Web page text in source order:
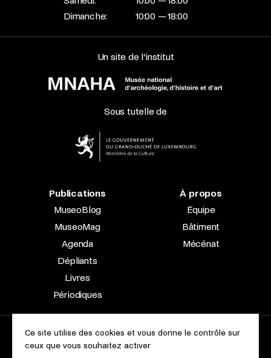
Dimanche:
10:00 — 18:00
Un site de l’institut
Sous tutelle de
Publications
MuseoBlog
MuseoMag
Agenda
Dépliants
Livres
Périodiques
À propos
Équipe
Bâtiment
Mécénat
2023 © Le Musée national d’archéologie, d’histoire et d’art |
À propos du site
Accessibilité
Ce site utilise des cookies et vous donne le contrôle sur
ceux que vous souhaitez activer